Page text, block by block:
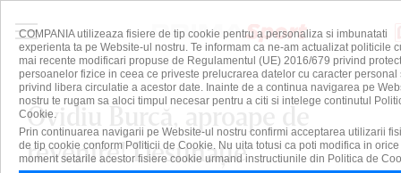
Ovidiu Burcă, aproape de
revenire! Destinaţie
COMPANIA utilizeaza fisiere de tip cookie pentru a personaliza si imbunatati
experienta ta pe Website-ul nostru. Te informam ca ne-am actualizat politicile
mai recente modificari propuse de Regulamentul (UE) 2016/679 privind
persoanelor fizice in ceea ce priveste prelucrarea datelor cu caracter personal
privind libera circulatie a acestor date. Inainte de a continua navigarea pe
nostru te rugam sa aloci timpul necesar pentru a citi si intelege continutul
Cookie.
Prin continuarea navigarii pe Website-ul nostru confirmi acceptarea utilizarii
de tip cookie conform Politicii de Cookie. Nu uita totusi ca poti modifica in orice
moment setarile acestor fisiere cookie urmand instructiunile din Politica de